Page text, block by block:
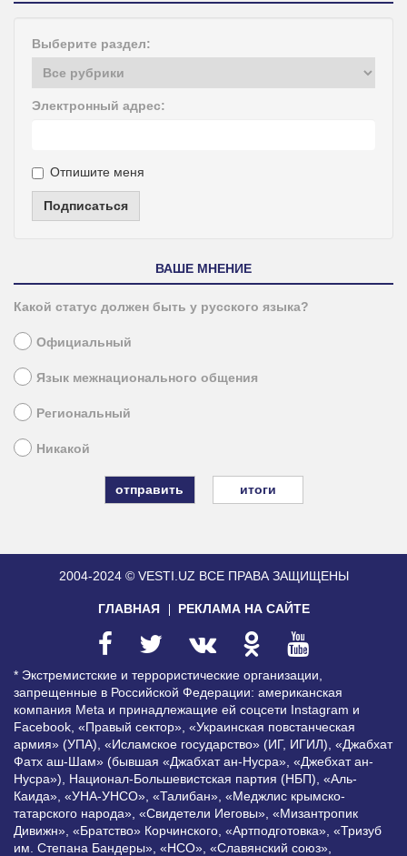
Выберите раздел:
Электронный адрес:
Отпишите меня
Подписаться
ВАШЕ МНЕНИЕ
Какой статус должен быть у русского языка?
Официальный
Язык межнационального общения
Региональный
Никакой
итоги
2004-2024 © VESTI.UZ ВСЕ ПРАВА ЗАЩИЩЕНЫ
ГЛАВНАЯ РЕКЛАМА НА САЙТЕ
* Экстремистские и террористические организации,
запрещенные в Российской Федерации: американская
компания Meta и принадлежащие ей соцсети Instagram и
Facebook, «Правый сектор», «Украинская повстанческая
армия» (УПА), «Исламское государство» (ИГ, ИГИЛ), «Джабхат
Фатх аш-Шам» (бывшая «Джабхат ан-Нусра», «Джебхат ан-
Нусра»), Национал-Большевистская партия (НБП), «Аль-
Каида», «УНА-УНСО», «Талибан», «Меджлис крымско-
татарского народа», «Свидетели Иеговы», «Мизантропик
Дивижн», «Братство» Корчинского, «Артподготовка», «Тризуб
им. Степана Бандеры», «НСО», «Славянский союз»,